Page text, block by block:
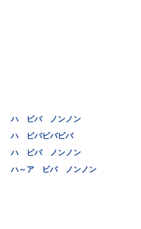
ハ ビバ ノンノン
ビバビバビバ
ハ ビバ ノンノン
～ア ビバ ノンノン